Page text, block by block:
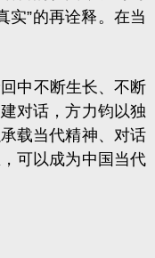
实”的再诠释。在当
中不断生长、不断
对话，方力钧以独
载当代精神、对话
可以成为中国当代